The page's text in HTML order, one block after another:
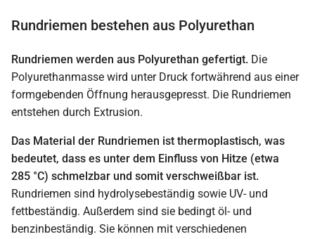
Rundriemen bestehen aus Polyurethan
Rundriemen werden aus Polyurethan gefertigt. Die
Polyurethanmasse wird unter Druck fortwährend aus einer
formgebenden Öffnung herausgepresst. Die Rundriemen
entstehen durch Extrusion.
Das Material der Rundriemen ist thermoplastisch, was
bedeutet, dass es unter dem Einfluss von Hitze (etwa
285 °C) schmelzbar und somit verschweißbar ist.
Rundriemen sind hydrolysebeständig sowie UV- und
fettbeständig. Außerdem sind sie bedingt öl- und
benzinbeständig. Sie können mit verschiedenen